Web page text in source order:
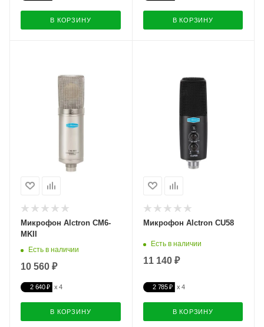
В КОРЗИНУ В КОРЗИНУ
Микрофон Alctron CM6-
MKII
Есть в наличии
10 560 ₽
2 640 ₽
В КОРЗИНУ
Микрофон Alctron CU58
Есть в наличии
11 140 ₽
2 785 ₽
В КОРЗИНУ